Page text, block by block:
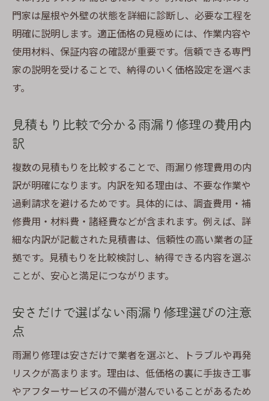
門家は屋根や外壁の状態を詳細に診断し、必要な工程を
明確に説明します。適正価格の見極めには、作業内容や
使用材料、保証内容の確認が重要です。信頼できる専門
家の説明を受けることで、納得のいく価格設定を選べま
す。
見積もり比較で分かる雨漏り修理の費用内
訳
複数の見積もりを比較することで、雨漏り修理費用の内
訳が明確になります。内訳を知る理由は、不要な作業や
過剰請求を避けるためです。具体的には、調査費用・補
修費用・材料費・諸経費などが含まれます。例えば、詳
細な内訳が記載された見積書は、信頼性の高い業者の証
拠です。見積もりを比較検討し、納得できる内容を選ぶ
ことが、安心と満足につながります。
安さだけで選ばない雨漏り修理選びの注意
点
雨漏り修理は安さだけで業者を選ぶと、トラブルや再発
リスクが高まります。理由は、低価格の裏に手抜き工事
やアフターサービスの不備が潜んでいることがあるため